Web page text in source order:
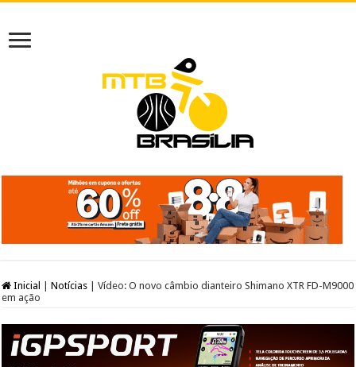
Inicial Notícias
Vídeo: O novo câmbio dianteiro Shimano XTR FD-M9000
em ação